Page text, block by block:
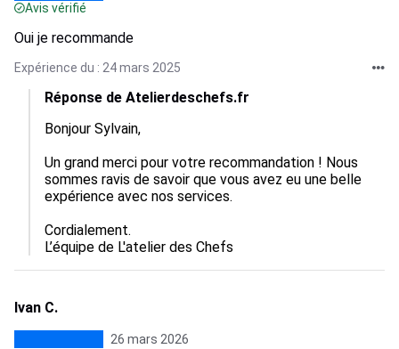
Avis vérifié
Oui je recommande
Expérience du : 24 mars 2025
Réponse de Atelierdeschefs.fr
Bonjour Sylvain,
Un grand merci pour votre recommandation ! Nous
sommes ravis de savoir que vous avez eu une belle
expérience avec nos services.
Cordialement.
L’équipe de L'atelier des Chefs
Ivan C.
26 mars 2026